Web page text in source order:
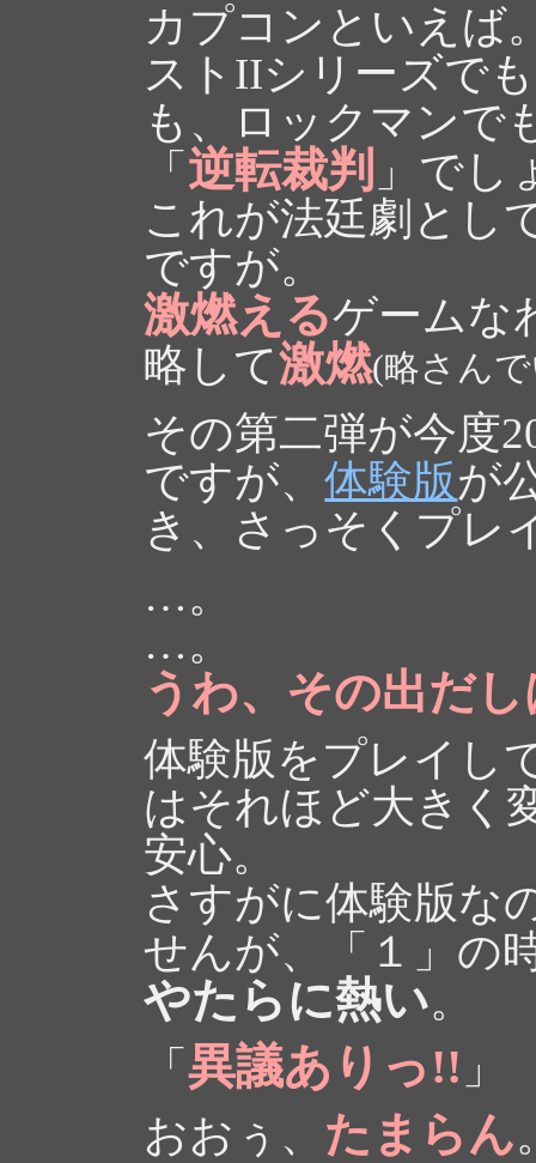
カプコンといえば
ストIIシリーズで
も、ロックマンで
「 逆転裁判 」でし
これが法廷劇とし
ですが。
激燃えるゲームな
略して激燃(略さん
その第二弾が今度
ですが、体験版が
き、さっそくプレ
…。
…。
うわ、その出だ
体験版をプレイし
はそれほど大きく
安心。
さすがに体験版な
せんが、「１」の
やたらに熱い。
「異議ありっ!! 」
おおぅ、 たまらん